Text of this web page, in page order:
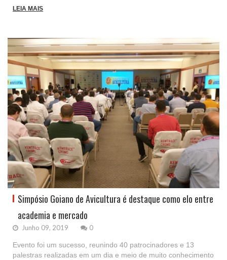
LEIA MAIS
Simpósio Goiano de Avicultura é destaque como elo entre
academia e mercado
Junho 09, 2019 0
Evento foi um sucesso, reunindo 40 patrocinadores e 13
palestras realizadas em um dia e meio de muito conhecimento